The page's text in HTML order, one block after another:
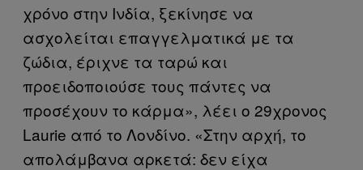
χρόνο στην Ινδία, ξεκίνησε να
ασχολείται επαγγελματικά με τα
ζώδια, έριχνε τα ταρώ και
προειδοποιούσε τους πάντες να
προσέχουν το κάρμα», λέει ο 29χρονος
Laurie από το Λονδίνο. «Στην αρχή, το
απολάμβανα αρκετά: δεν είχα